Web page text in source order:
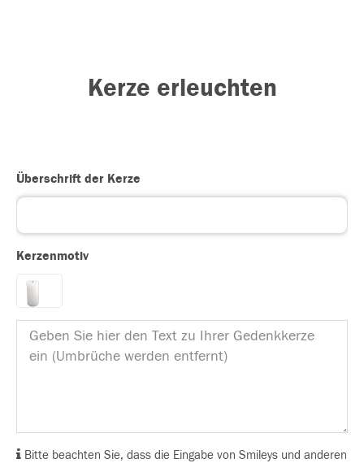
Kerze erleuchten
Überschrift der Kerze
Kerzenmotiv
Bitte beachten Sie, dass die Eingabe von Smileys und anderen